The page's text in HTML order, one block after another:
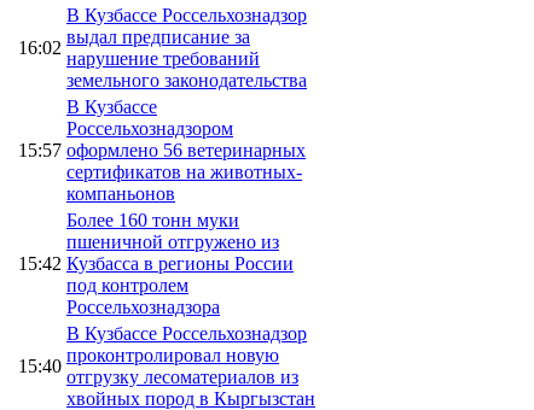
16:02
В Кузбассе Россельхознадзор
выдал предписание за
нарушение требований
земельного законодательства
15:57
В Кузбассе
Россельхознадзором
оформлено 56 ветеринарных
сертификатов на животных-
компаньонов
15:42
Более 160 тонн муки
пшеничной отгружено из
Кузбасса в регионы России
под контролем
Россельхознадзора
15:40
В Кузбассе Россельхознадзор
проконтролировал новую
отгрузку лесоматериалов из
хвойных пород в Кыргызстан